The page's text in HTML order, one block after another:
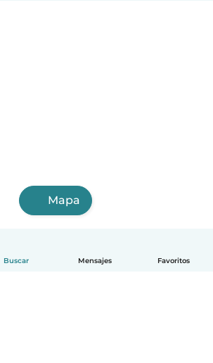
Buscar Mensajes Favoritos
Mapa